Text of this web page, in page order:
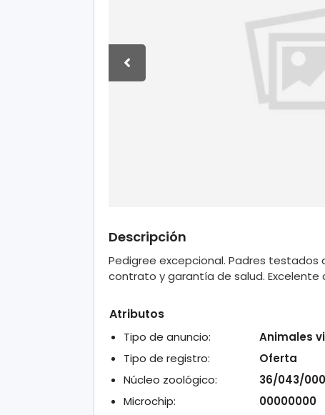
Descripción
Pedigree excepcional. Padres
contrato y garantía de salud. Excelente
Atributos
Tipo de anuncio:
Animales
Tipo de registro:
Oferta
Núcleo zoológico:
36/043/
Microchip:
00000000